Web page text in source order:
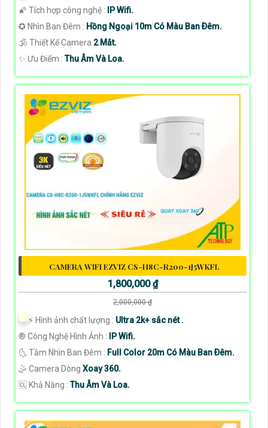
🌠 Tích hợp công nghệ :
IP Wifi.
✪ Nhìn Ban Đêm : Hồng Ngoại 10m Có Màu Ban Ðêm.
🕉️ Thiết Kế Camera 2 Mắt.
️✨ Ưu Điểm :Thu Âm Và Loa.
CAMERA WIFI EZVIZ CS-H8C-R200-1J5WKFL
1,800,000 ₫
2,000,000 ₫
️⚡ Hình ảnh chất lượng : Ultra 2k+ sắc nét .
®️ Công Nghệ Hình Ảnh :
IP Wifi.
🌜 Tầm Nhìn Ban Đêm : Full Color 20m Có Màu Ban Ðêm.
🤹 Camera Dòng Xoay 360.
️🆑 Khả Năng :Thu Âm Và Loa.